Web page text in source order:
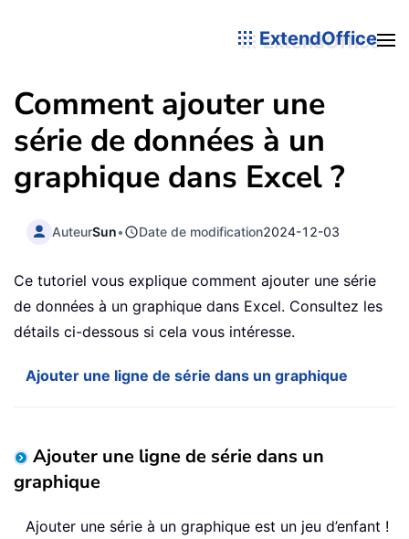
ExtendOffice
Comment ajouter une
série de données à un
graphique dans Excel ?
AuteurSun• Date de modification2024-12-03
Ce tutoriel vous explique comment ajouter une série
de données à un graphique dans Excel. Consultez les
détails ci-dessous si cela vous intéresse.
Ajouter une ligne de série dans un graphique
Ajouter une ligne de série dans un
graphique
Ajouter une série à un graphique est un jeu d’enfant !